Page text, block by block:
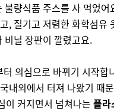
량식품 주스를 사 먹었어
, 질기고 저렴한 화학섬유
비닐 장판이 깔렸고요.
의심으로 바뀌기 시작합
내외에서 터져 나왔기 때
이 커지면서 넘쳐나는 플라